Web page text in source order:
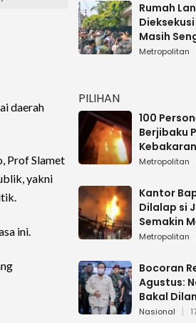
daerah
Prof Slamet
yakni
ini.
Rumah
Masih
Metropolitan
PILIHAN
100
Berjibaku
Bapenda
Metropolitan
Kantor
Dilalap si
Semakin
Metropolitan
Bocoran
Agustus:
Bakal
Nasional